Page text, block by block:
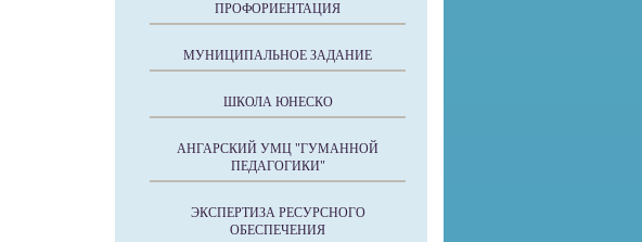
ПРОФОРИЕНТАЦИЯ
МУНИЦИПАЛЬНОЕ ЗАДАНИЕ
ШКОЛА ЮНЕСКО
АНГАРСКИЙ УМЦ "ГУМАННОЙ
ПЕДАГОГИКИ"
ЭКСПЕРТИЗА РЕСУРСНОГО
ОБЕСПЕЧЕНИЯ